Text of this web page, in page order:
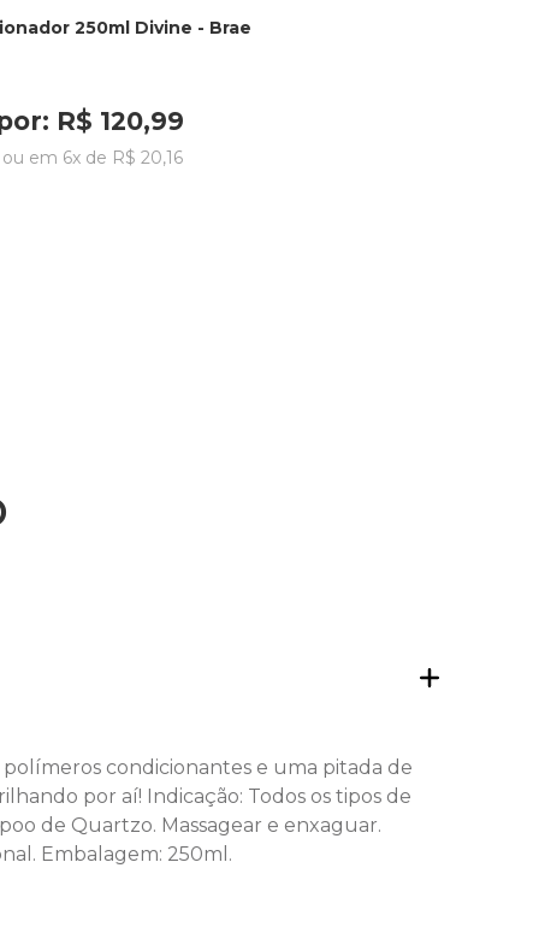
250ml Divine - Brae
R$ 120,99
ou em 6x de R$ 20,16
condicionantes e uma pitada de
por aí! Indicação: Todos os tipos de
de Quartzo. Massagear e enxaguar.
Embalagem: 250ml.